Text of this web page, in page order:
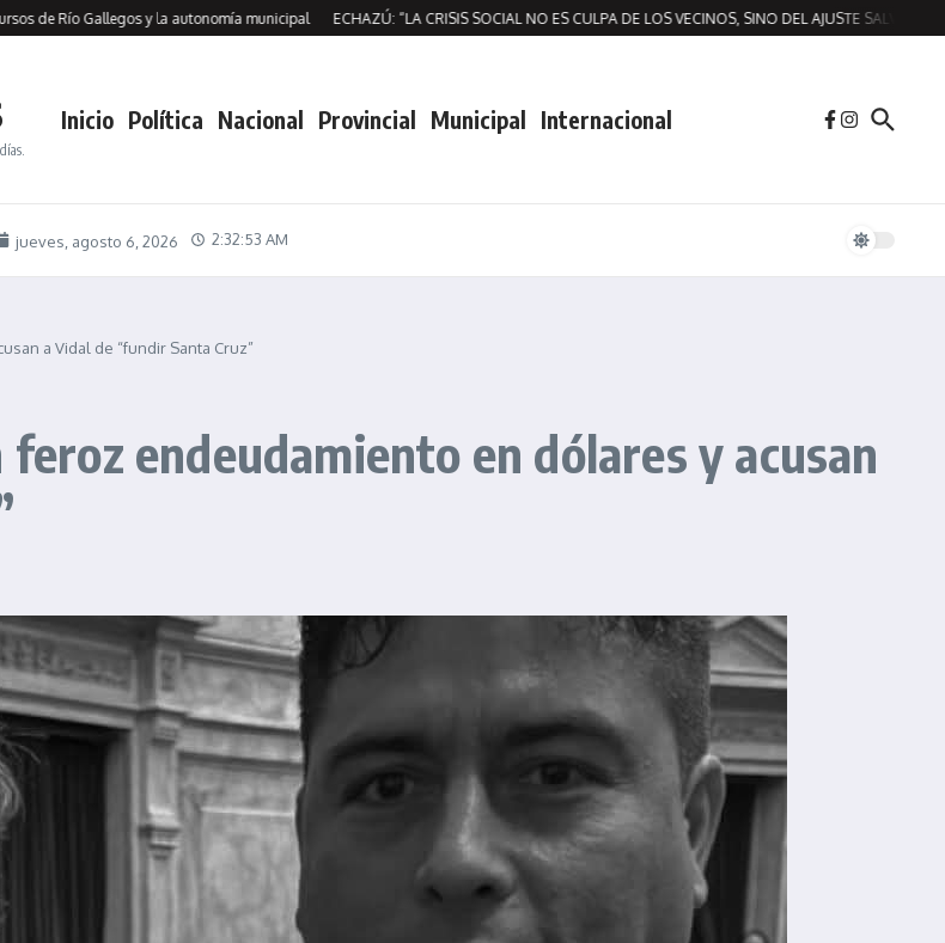
Río Gallegos y la autonomía municipal ECHAZÚ: “LA CRISIS SOCIAL NO ES CULPA DE LOS VECINOS, SINO DEL AJUSTE SALVAJE POR
Inicio Política Nacional Provincial Municipal Internacional
jueves, agosto 6, 2026 2:32:54 AM
a Vidal de “fundir Santa Cruz”
endeudamiento en dólares y acusan